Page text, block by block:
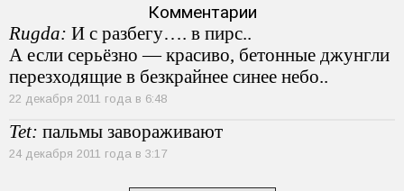
Комментарии
Rugda: И с разбегу…. в пирс..
А если серьёзно — красиво, бетонные джунгли
перезходящие в безкрайнее синее небо..
22 декабря 2011 года в 6:48
Tet: пальмы завораживают
24 декабря 2011 года в 3:17